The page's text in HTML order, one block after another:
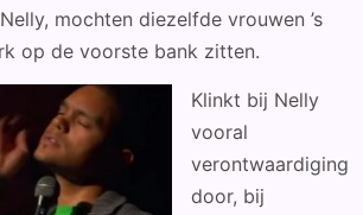
mochten diezelfde vrouwen ’s
op de voorste bank zitten.
Klinkt bij Nelly
vooral
verontwaardiging
door, bij